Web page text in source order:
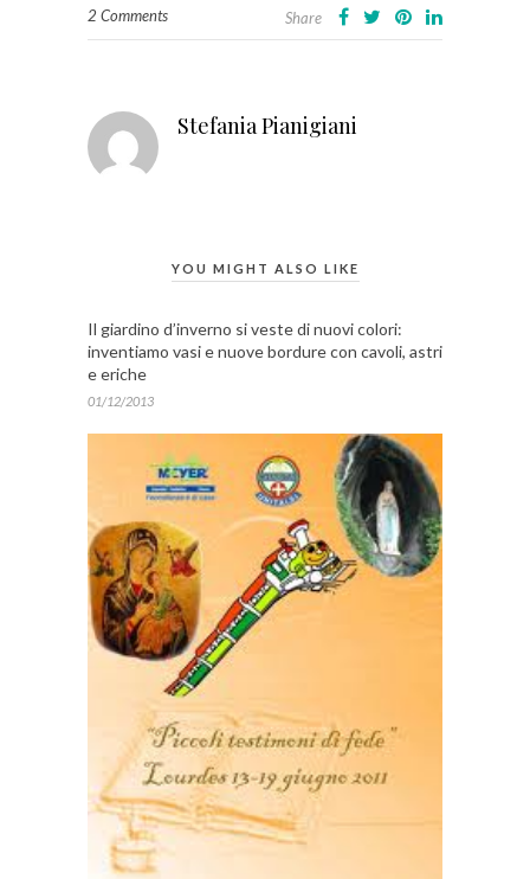
2 Comments Share
Stefania Pianigiani
YOU MIGHT ALSO LIKE
Il giardino d’inverno si veste di nuovi colori:
inventiamo vasi e nuove bordure con cavoli, astri
e eriche
01/12/2013